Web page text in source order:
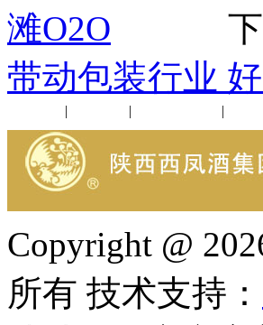
滩O2O 下一
带动包装行业
| | |
Copyright @
所有 技术支持：